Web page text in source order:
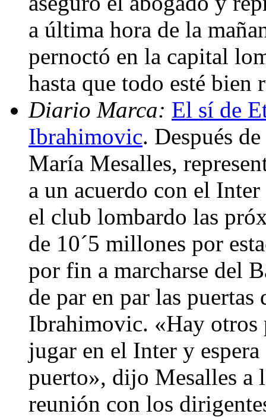
a última hora de la
pernoctó en la capital
hasta que todo esté
Diario Marca: El sí de
Ibrahimovic. Después
María Mesalles,
a un acuerdo con el
el club lombardo las
de 10´5 millones por
por fin a marcharse del
de par en par las
Ibrahimovic. «Hay otros
jugar en el Inter y
puerto», dijo Mesalles a
reunión con los